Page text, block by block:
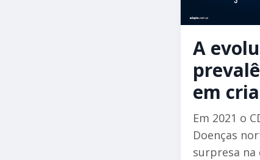
A
em
Em 2021 o
Doenças
surpresa